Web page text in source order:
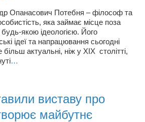
Опанасович Потебня – філософ та
особистість, яка займає місце поза
якою ідеологією. Його
ідеї та напрацювання сьогодні
більш актуальні, ніж у XIX столітті,
…
виставу про
майбутнє